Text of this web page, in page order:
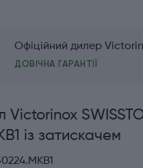
Офіційний дилер
ДОВІЧНА ГАРАНТІЇ
Victorinox
із затискачем